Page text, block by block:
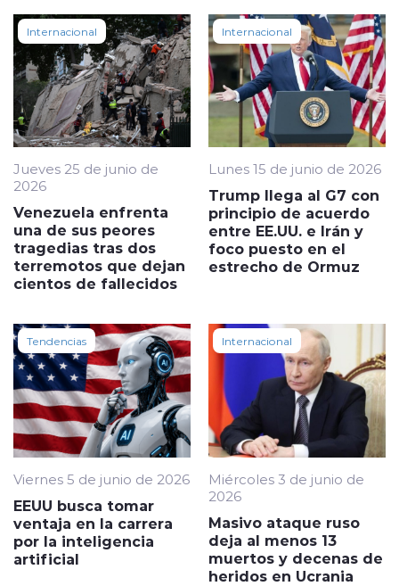
Internacional
Jueves 25 de junio de
2026
Venezuela enfrenta
una de sus peores
tragedias tras dos
terremotos que dejan
cientos de fallecidos
Internacional
Lunes 15 de junio de 2026
Trump llega al G7 con
principio de acuerdo
entre EE.UU. e Irán y
foco puesto en el
estrecho de Ormuz
Tendencias
Viernes 5 de junio de 2026
EEUU busca tomar
ventaja en la carrera
por la inteligencia
artificial
Internacional
Miércoles 3 de junio de
2026
Masivo ataque ruso
deja al menos 13
muertos y decenas de
heridos en Ucrania